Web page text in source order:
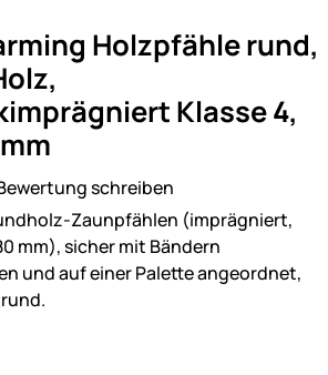
Holzpfähle rund,
Klasse 4,
schreiben